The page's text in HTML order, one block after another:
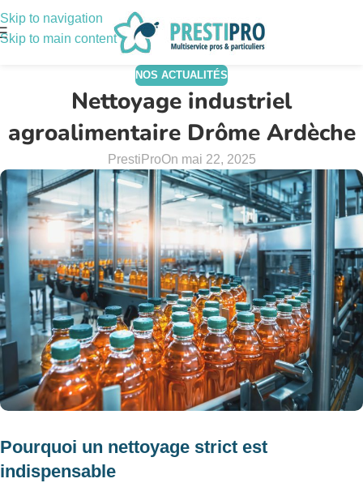
Skip to navigation
Skip to main content
NOS ACTUALITÉS
Nettoyage industriel
agroalimentaire Drôme Ardèche
PrestiProOn mai 22, 2025
Pourquoi un nettoyage strict est
indispensable